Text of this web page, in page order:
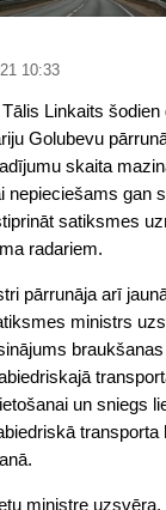
2021 10:33
Linkaits
Golubevu
skaita
nepieciešams gan
satiksmes
radariem.
pārrunāja arī
ministrs
un sniegs
ministre